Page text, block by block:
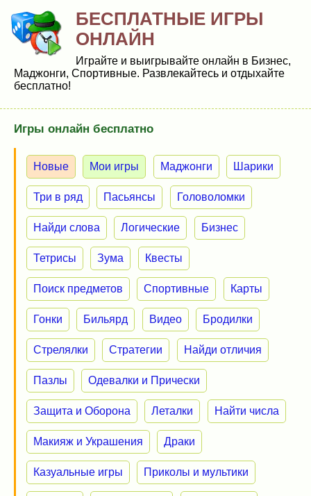
БЕСПЛАТНЫЕ ИГРЫ
ОНЛАЙН
Играйте и выигрывайте онлайн в Бизнес,
Маджонги, Спортивные. Развлекайтесь и отдыхайте
бесплатно!
Игры онлайн бесплатно
Новые Мои игры Маджонги Шарики
Три в ряд Пасьянсы Головоломки
Найди слова Логические Бизнес
Тетрисы Зума Квесты
Поиск предметов Спортивные Карты
Гонки Бильярд Видео Бродилки
Стрелялки Стратегии Найди отличия
Пазлы Одевалки и Прически
Защита и Оборона Леталки Найти числа
Макияж и Украшения Драки
Казуальные игры Приколы и мультики